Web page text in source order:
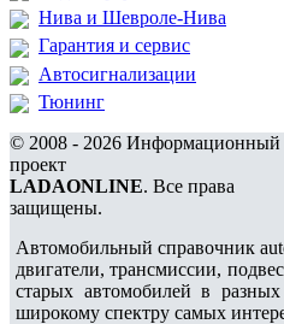
Нива и Шевроле-Нива
Гарантия и сервис
Автосигнализации
Тюнинг
© 2008 - 2026 Информационный
проект
LADAONLINE. Все права
защищены.
Автомобильный справочник
двигатели, трансмиссии,
старых автомобилей в
широкому спектру самых